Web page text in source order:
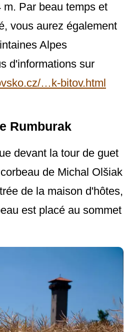
m. Par beau temps et
vous aurez également
Alpes
d'informations sur
…k-bitov.html
Rumburak
devant la tour de guet
de Michal Olšiak
de la maison d'hôtes,
est placé au sommet